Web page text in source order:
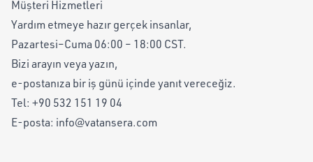
Müşteri Hizmetleri
Yardım etmeye hazır gerçek insanlar,
Pazartesi–Cuma 06:00 – 18:00 CST.
Bizi arayın veya yazın,
e-postanıza bir iş günü içinde yanıt vereceğiz.
Tel: +90 532 151 19 04
E-posta: info@vatansera.com